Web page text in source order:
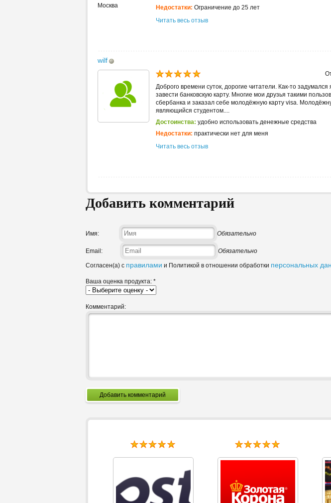
Москва
Недостатки: Ограничение до 25 лет
Читать весь отзыв
wilf
Доброго времени суток, дорогие читатели. Как-то
завести банковскую карту. Многие мои друзья такими
сбербанка и заказал себе молодёжную карту visa.
являющийся студентом....
Достоинства: удобно использовать денежные средства
Недостатки: практически нет для меня
Читать весь отзыв
Добавить комментарий
Имя: Обязательно
Email: Обязательно
Согласен(а) с правилами и Политикой в отношении обработки персональных
Ваша оценка продукта: *
Комментарий:
Добавить комментарий